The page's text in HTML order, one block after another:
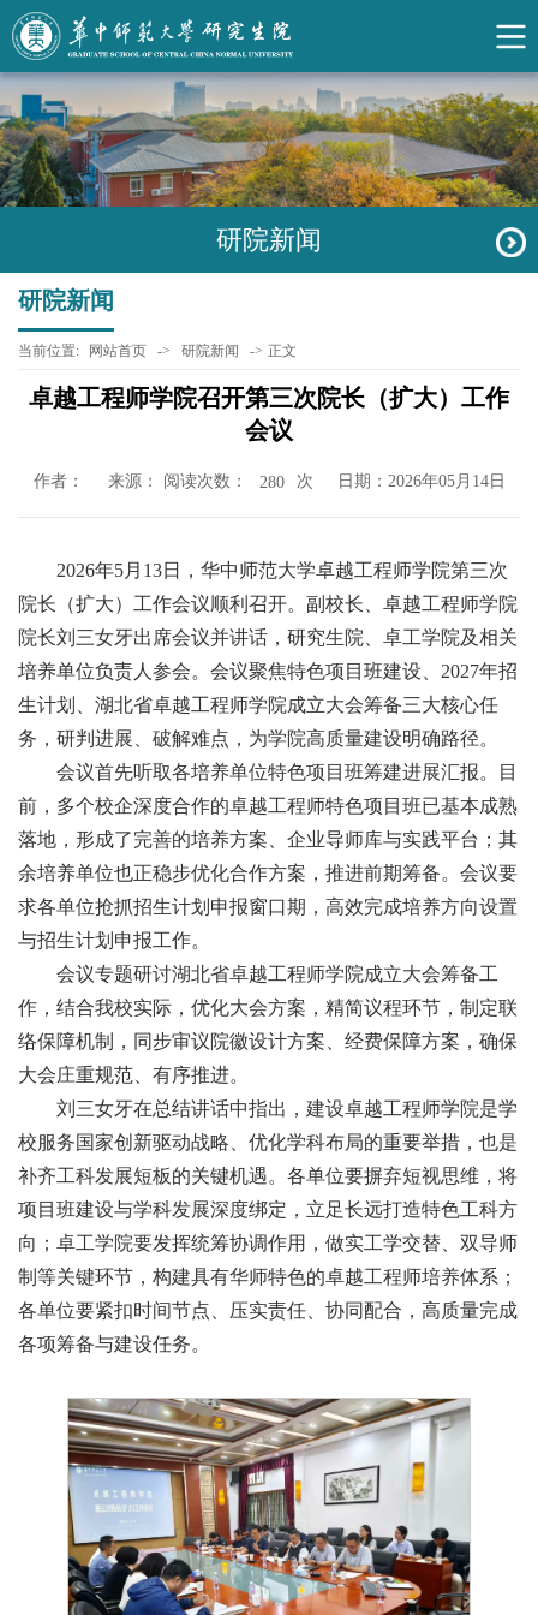
研院新闻
研院新闻
当前位置: 网站首页 -> 研院新闻 -> 正文
卓越工程师学院召开第三次院长（扩大）工作
会议
作者： 来源： 阅读次数： 280 次 日期：2026年05月14日
2026年5月13日，华中师范大学卓越工程师学院第三次
院长（扩大）工作会议顺利召开。副校长、卓越工程师学院
院长刘三女牙出席会议并讲话，研究生院、卓工学院及相关
培养单位负责人参会。会议聚焦特色项目班建设、2027年招
生计划、湖北省卓越工程师学院成立大会筹备三大核心任
务，研判进展、破解难点，为学院高质量建设明确路径。
会议首先听取各培养单位特色项目班筹建进展汇报。目
前，多个校企深度合作的卓越工程师特色项目班已基本成熟
落地，形成了完善的培养方案、企业导师库与实践平台；其
余培养单位也正稳步优化合作方案，推进前期筹备。会议要
求各单位抢抓招生计划申报窗口期，高效完成培养方向设置
与招生计划申报工作。
会议专题研讨湖北省卓越工程师学院成立大会筹备工
作，结合我校实际，优化大会方案，精简议程环节，制定联
络保障机制，同步审议院徽设计方案、经费保障方案，确保
大会庄重规范、有序推进。
刘三女牙在总结讲话中指出，建设卓越工程师学院是学
校服务国家创新驱动战略、优化学科布局的重要举措，也是
补齐工科发展短板的关键机遇。各单位要摒弃短视思维，将
项目班建设与学科发展深度绑定，立足长远打造特色工科方
向；卓工学院要发挥统筹协调作用，做实工学交替、双导师
制等关键环节，构建具有华师特色的卓越工程师培养体系；
各单位要紧扣时间节点、压实责任、协同配合，高质量完成
各项筹备与建设任务。